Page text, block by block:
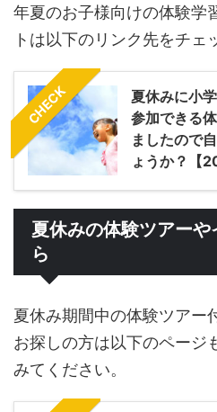
年夏のお子様向けの体験学
トは以下のリンク先をチェ
CHECK
夏休みに小
参加できる
ましたので
ょうか？【
夏休みの体験ツアー
ら
夏休み期間中の体験ツアー
お探しの方は以下のページ
みてください。